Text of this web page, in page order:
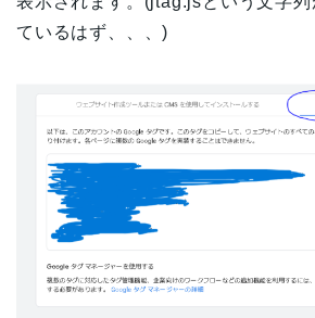
ているはず、、、)